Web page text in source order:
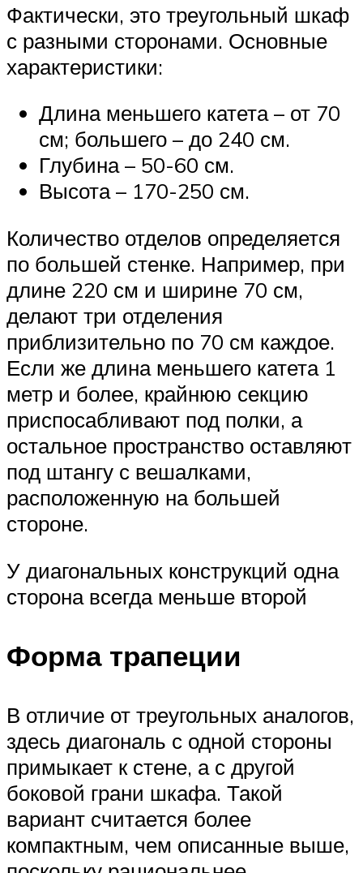
Фактически, это треугольный шкаф
с разными сторонами. Основные
характеристики:
Длина меньшего катета – от 70
см; большего – до 240 см.
Глубина – 50-60 см.
Высота – 170-250 см.
Количество отделов определяется
по большей стенке. Например, при
длине 220 см и ширине 70 см,
делают три отделения
приблизительно по 70 см каждое.
Если же длина меньшего катета 1
метр и более, крайнюю секцию
приспосабливают под полки, а
остальное пространство оставляют
под штангу с вешалками,
расположенную на большей
стороне.
У диагональных конструкций одна
сторона всегда меньше второй
Форма трапеции
В отличие от треугольных аналогов,
здесь диагональ с одной стороны
примыкает к стене, а с другой
боковой грани шкафа. Такой
вариант считается более
компактным, чем описанные выше,